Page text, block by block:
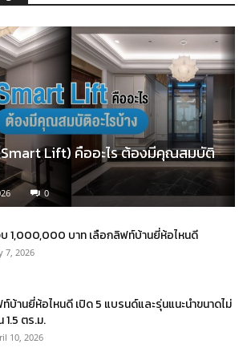
Lift) คืออะไร ต้องมีคุณสมบัติ
0
1,000,000 บาท เลือกลิฟท์บ้านยี่ห้อไหนดี
7, 2026
บ้านยี่ห้อไหนดี เปิด 5 แบรนด์และรุ่นแนะนำขนาดไม่
1.5 ตร.ม.
10, 2026